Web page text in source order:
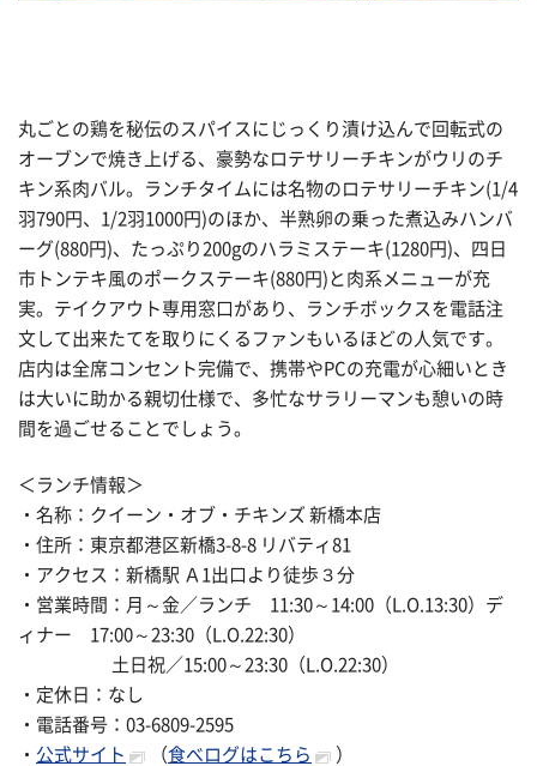
丸ごとの鶏を秘伝のスパイスにじっくり漬け込んで回転式の
オーブンで焼き上げる、豪勢なロテサリーチキンがウリのチ
キン系肉バル。ランチタイムには名物のロテサリーチキン(1/4
羽790円、1/2羽1000円)のほか、半熟卵の乗った煮込みハンバ
ーグ(880円)、たっぷり200gのハラミステーキ(1280円)、四日
市トンテキ風のポークステーキ(880円)と肉系メニューが充
実。テイクアウト専用窓口があり、ランチボックスを電話注
文して出来たてを取りにくるファンもいるほどの人気です。
店内は全席コンセント完備で、携帯やPCの充電が心細いとき
は大いに助かる親切仕様で、多忙なサラリーマンも憩いの時
間を過ごせることでしょう。
＜ランチ情報＞
・名称：クイーン・オブ・チキンズ 新橋本店
・住所：東京都港区新橋3-8-8 リバティ81
・アクセス：新橋駅 Ａ1出口より徒歩３分
・営業時間：月～金／ランチ 11:30～14:00（L.O.13:30）デ
ィナー 17:00～23:30（L.O.22:30）
土日祝／15:00～23:30（L.O.22:30）
・定休日：なし
・電話番号：03-6809-2595
・ 公式サイト （食べログはこちら ）